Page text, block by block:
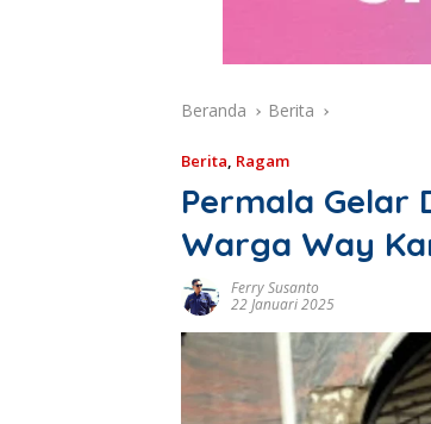
Beranda Berita
Berita, Ragam
Permala Gelar
Warga Way
Ferry Susanto
22 Januari 2025